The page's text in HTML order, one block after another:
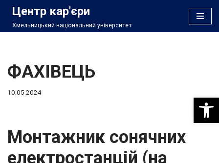
Перейти
Центр кар'єри
Хмельницький національний університет
ФАХІВЕЦЬ
10.05.2024
Монтажник сонячних
електростанцій (на